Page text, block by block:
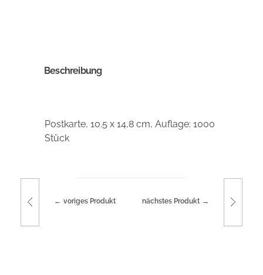
Beschreibung
Postkarte, 10.5 x 14,8 cm, Auflage: 1000
Stück
voriges Produkt nächstes Produkt